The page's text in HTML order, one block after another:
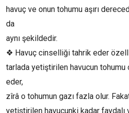
havuç ve onun tohumu aşırı
da
aynı şekildedir.
❖ Havuç cinselliği tahrik eder
tarlada yetiştirilen havucun
eder,
zîrâ o tohumun gazı fazla olur.
yetiştirilen havucunki kadar